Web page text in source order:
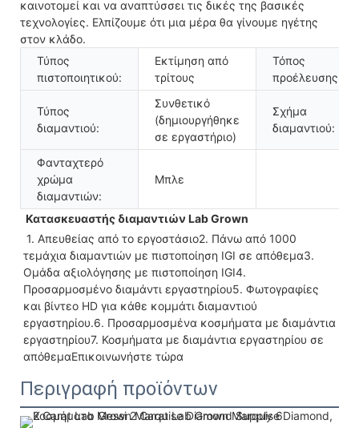
καινοτομεί και να αναπτύσσει τις δικές της βασικές
τεχνολογίες. Ελπίζουμε ότι μια μέρα θα γίνουμε ηγέτης
στον κλάδο.
Τύπος
πιστοποιητικού:
Εκτίμηση από
τρίτους
Τόπος
προέλευσης:
Τύπος
διαμαντιού:
Συνθετικό
(δημιουργήθηκε
σε εργαστήριο)
Σχήμα
διαμαντιού:
Φανταχτερό
χρώμα
διαμαντιών:
Μπλε
Κατασκευαστής διαμαντιών Lab Grown
τεμάχια διαμαντιών με πιστοποίηση IGI σε απόθεμα3.
Ομάδα αξιολόγησης με πιστοποίηση IGI4.
Προσαρμοσμένο διαμάντι εργαστηρίου5. Φωτογραφίες
και βίντεο HD για κάθε κομμάτι διαμαντιού
εργαστηρίου.6. Προσαρμοσμένα κοσμήματα με διαμάντια
εργαστηρίου7. Κοσμήματα με διαμάντια εργαστηρίου σε
απόθεμαΕπικοινωνήστε τώρα
Περιγραφή προϊόντων